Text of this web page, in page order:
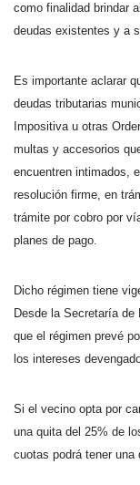
como finalidad brindar
deudas existentes y a
Es importante aclarar
deudas tributarias
Impositiva u otras
multas y accesorios
encuentren intimados,
resolución firme, en
trámite por cobro por
planes de pago.
Dicho régimen tiene
Desde la Secretaría
que el régimen prevé
los intereses
Si el vecino opta por
una quita del 25% de
cuotas podrá tener una